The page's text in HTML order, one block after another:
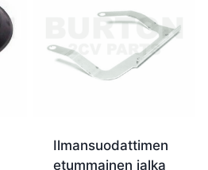
Ilmansuodattimen
etummainen jalka